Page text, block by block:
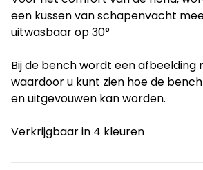
een kussen van schapenvacht
uitwasbaar op 30°
Bij de bench wordt een afbeelding
waardoor u kunt zien hoe de
en uitgevouwen kan worden.
Verkrijgbaar in 4 kleuren